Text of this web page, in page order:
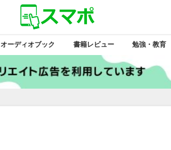
オーディオブック 書籍レビュー 勉強・教育